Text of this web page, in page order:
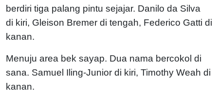
berdiri tiga palang pintu sejajar. Danilo da Silva
di kiri, Gleison Bremer di tengah, Federico Gatti di
kanan.
Menuju area bek sayap. Dua nama bercokol di
sana. Samuel Iling-Junior di kiri, Timothy Weah di
kanan.